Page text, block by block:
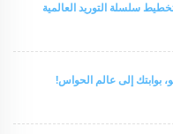
سلسلة التوريد العالمية
بوابتك إلى عالم الحواس!